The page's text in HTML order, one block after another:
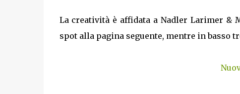
La creatività è affidata a Nadler Larimer
spot alla pagina seguente, mentre in basso